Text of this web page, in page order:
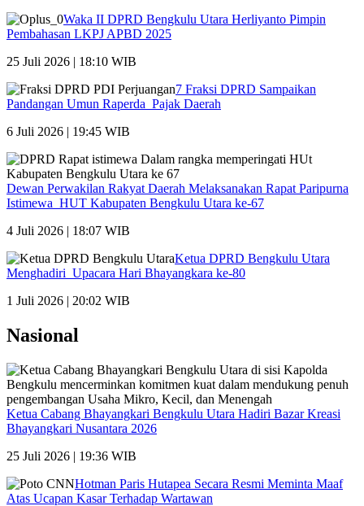
Waka II DPRD Bengkulu Utara Herliyanto Pimpin
Pembahasan LKPJ APBD 2025
25 Juli 2026 | 18:10 WIB
7 Fraksi DPRD Sampaikan
Pandangan Umun Raperda Pajak Daerah
6 Juli 2026 | 19:45 WIB
Dewan Perwakilan Rakyat Daerah Melaksanakan Rapat Paripurna
Istimewa HUT Kabupaten Bengkulu Utara ke-67
4 Juli 2026 | 18:07 WIB
Ketua DPRD Bengkulu Utara
Menghadiri Upacara Hari Bhayangkara ke-80
1 Juli 2026 | 20:02 WIB
Nasional
Ketua Cabang Bhayangkari Bengkulu Utara Hadiri Bazar Kreasi
Bhayangkari Nusantara 2026
25 Juli 2026 | 19:36 WIB
Hotman Paris Hutapea Secara Resmi Meminta Maaf
Atas Ucapan Kasar Terhadap Wartawan